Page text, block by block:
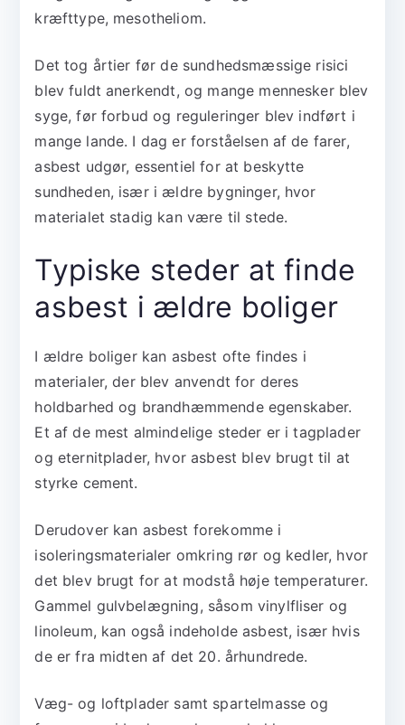
kræfttype, mesotheliom.
Det tog årtier før de sundhedsmæssige risici
blev fuldt anerkendt, og mange mennesker blev
syge, før forbud og reguleringer blev indført i
mange lande. I dag er forståelsen af de farer,
asbest udgør, essentiel for at beskytte
sundheden, især i ældre bygninger, hvor
materialet stadig kan være til stede.
Typiske steder at finde
asbest i ældre boliger
I ældre boliger kan asbest ofte findes i
materialer, der blev anvendt for deres
holdbarhed og brandhæmmende egenskaber.
Et af de mest almindelige steder er i tagplader
og eternitplader, hvor asbest blev brugt til at
styrke cement.
Derudover kan asbest forekomme i
isoleringsmaterialer omkring rør og kedler, hvor
det blev brugt for at modstå høje temperaturer.
Gammel gulvbelægning, såsom vinylfliser og
linoleum, kan også indeholde asbest, især hvis
de er fra midten af det 20. århundrede.
Væg- og loftplader samt spartelmasse og